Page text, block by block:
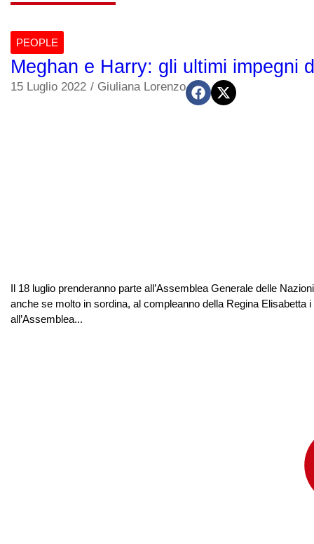
PEOPLE
Meghan e Harry: gli ultimi impegni
15 Luglio 2022 / Giuliana Lorenzo
Il 18 luglio prenderanno parte all’Assemblea Generale delle
anche se molto in sordina, al compleanno della Regina Elisabetta
all’Assemblea...